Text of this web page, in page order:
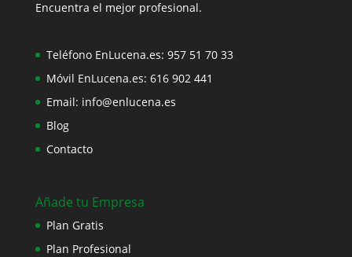
Encuentra el mejor profesional.
Teléfono EnLucena.es: 957 51 70 33
Móvil EnLucena.es: 616 902 441
Email: info@enlucena.es
Blog
Contacto
Añade tu Empresa
Plan Gratis
Plan Profesional